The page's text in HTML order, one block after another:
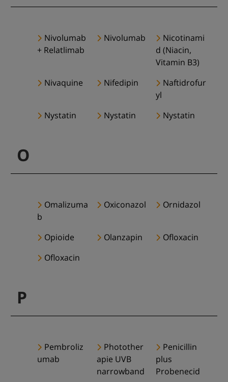
Nivolumab
+ Relatlimab
Nivolumab
Nicotinami
d (Niacin,
Vitamin B3)
Nivaquine
Nifedipin
Naftidrofur
yl
Nystatin
Nystatin Nystatin
O
Omalizuma
b
Oxiconazol Ornidazol
Opioide Olanzapin
Ofloxacin
Ofloxacin
P
Pembroliz
umab
Photother
apie UVB
narrowband
Penicillin
plus
Probenecid